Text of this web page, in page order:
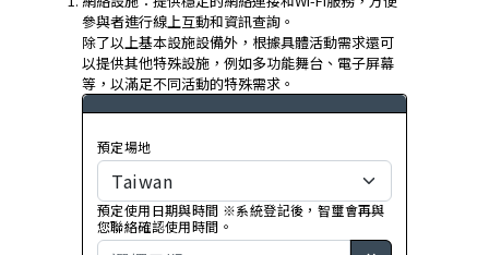
參與者進行線上互動和資訊查詢。
除了以上基本設施設備外，根據具體活動需求還可
以提供其他特殊設施，例如多功能舞台、電子屏幕
等，以滿足不同活動的特殊需求。
預定場地
預定使用日期與時間 ※系統登記後，智璽會再與
您聯絡確認使用時間。